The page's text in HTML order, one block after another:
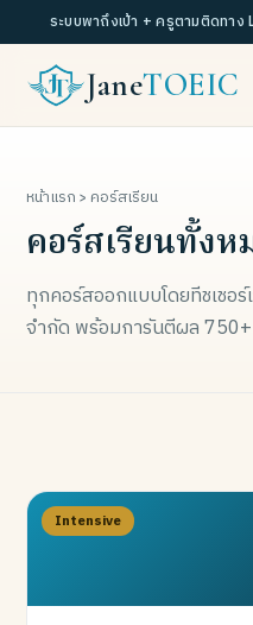
ระบบพาถึงเป้า + ครูตามติดทาง
JaneTOEIC
หน้าแรก › คอร์สเรียน
คอร์สเรียนทั้งห
ทุกคอร์สออกแบบโดยทีชเชอ
จำกัด พร้อมการันตีผล
Intensive